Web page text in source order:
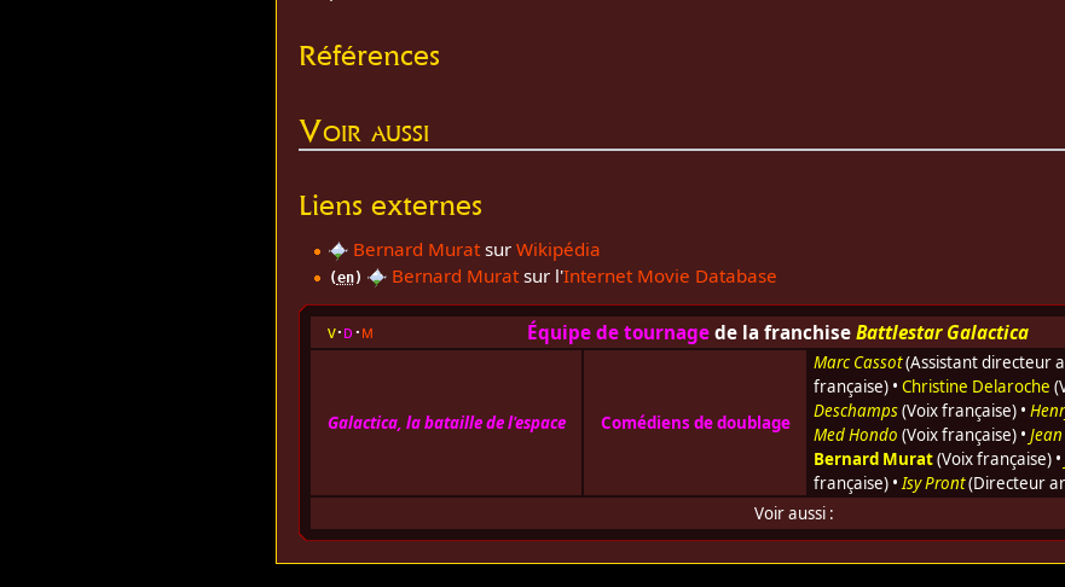
Références
Voir aussi
Liens externes
Bernard Muratsur Wikipédia
(en) Bernard Muratsur l'Internet Movie Database
v d m Équipe de tournage de la franchiseBattlestar Galactica
Galactica, la bataille de l'espace Comédiens de doublage
Marc Cassot(Assistant directeur
française) • Christine Delaroche
Deschamps(Voix française) •
Med Hondo (Voix française) •
Bernard Murat(Voix française) •
française) •Isy Pront(Directeur
Voir aussi :